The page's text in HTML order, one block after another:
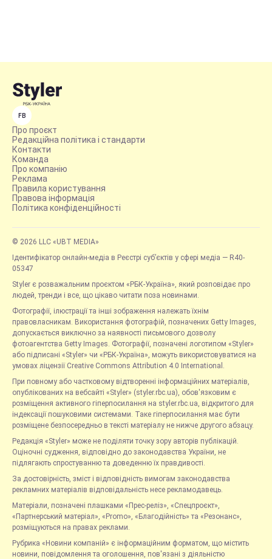
FB
Про проєкт
Редакційна політика і стандарти
Контакти
Команда
Про компанію
Реклама
Правила користування
Правова інформація
Політика конфіденційності
© 2026 LLC «UBT MEDIA»
Ідентифікатор онлайн-медіа в Реєстрі суб’єктів у сфері медіа — R40-
05347
Styler є розважальним проєктом «РБК-Україна», який розповідає про
людей, тренди і все, що цікаво читати поза новинами.
Фотографії, ілюстрації та інші зображення належать їхнім
правовласникам. Використання фотографій, позначених Getty Images,
допускається виключно за наявності письмового дозволу
фотоагентства Getty Images. Фотографії, позначені логотипом «Styler»
або підписані «Styler» чи «РБК-Україна», можуть використовуватися на
умовах ліцензії Creative Commons Attribution 4.0 International.
При повному або частковому відтворенні інформаційних матеріалів,
опублікованих на вебсайті «Styler» (styler.rbc.ua), обов'язковим є
розміщення активного гіперпосилання на styler.rbc.ua, відкритого для
індексації пошуковими системами. Таке гіперпосилання має бути
розміщене безпосередньо в тексті матеріалу не нижче другого абзацу.
Редакція «Styler» може не поділяти точку зору авторів публікацій.
Оціночні судження, відповідно до законодавства України, не
підлягають спростуванню та доведенню їх правдивості.
За достовірність, зміст і відповідність вимогам законодавства
рекламних матеріалів відповідальність несе рекламодавець.
Матеріали, позначені плашками «Прес-реліз», «Спецпроєкт»,
«Партнерський матеріал», «Promo», «Благодійність» та «Резонанс»,
розміщуються на правах реклами.
Рубрика «Новини компаній» є інформаційним форматом, що містить
новини, повідомлення та оголошення, пов'язані з діяльністю